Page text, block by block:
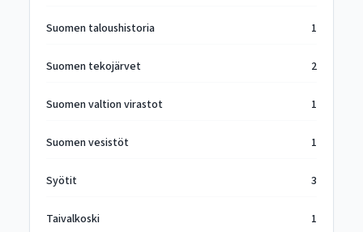
Suomen taloushistoria 1
Suomen tekojärvet 2
Suomen valtion virastot 1
Suomen vesistöt 1
Syötit 3
Taivalkoski 1